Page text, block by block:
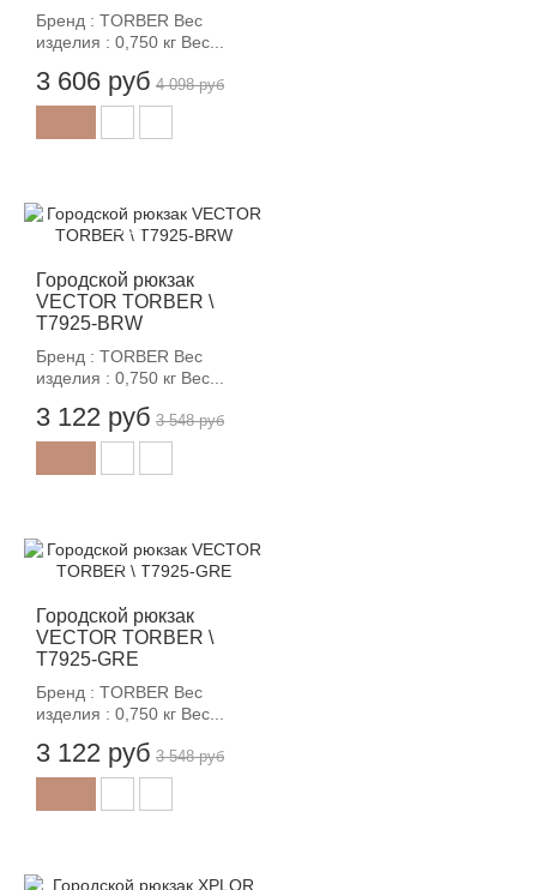
Бренд : TORBER Вес
изделия : 0,750 кг Вес...
3 606 руб 4 098 руб
Городской рюкзак
VECTOR TORBER \
T7925-BRW
Бренд : TORBER Вес
изделия : 0,750 кг Вес...
3 122 руб
-12%
3 548 руб
Городской рюкзак
VECTOR TORBER \
T7925-GRE
Бренд : TORBER Вес
изделия : 0,750 кг Вес...
3 122 руб
-12%
3 548 руб